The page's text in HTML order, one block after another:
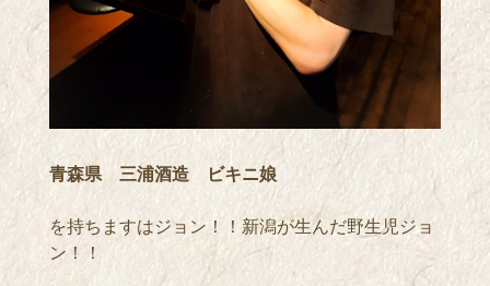
青森県 三浦酒造 ビキニ娘
を持ちますはジョン！！新潟が生んだ野生児ジョ
ン！！